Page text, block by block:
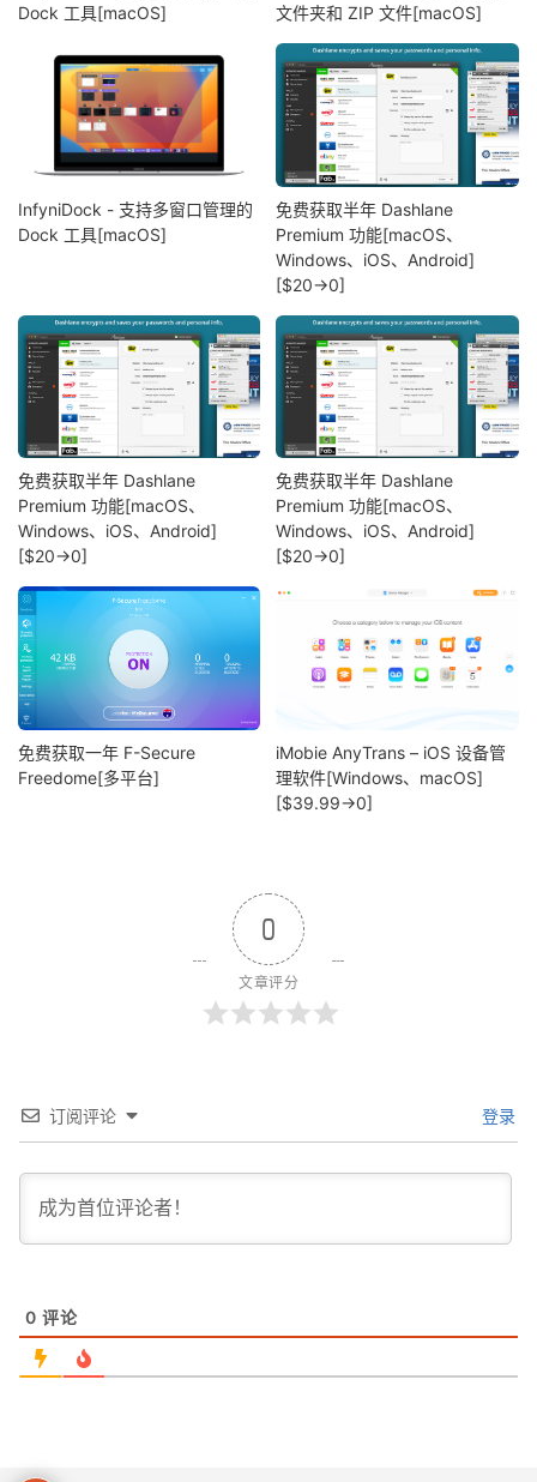
Dock 工具[macOS]
文件夹和 ZIP 文件[macOS]
InfyniDock - 支持多窗口管理的
Dock 工具[macOS]
免费获取半年 Dashlane
Premium 功能[macOS、
Windows、iOS、Android]
[$20→0]
免费获取半年 Dashlane
Premium 功能[macOS、
Windows、iOS、Android]
[$20→0]
免费获取半年 Dashlane
Premium 功能[macOS、
Windows、iOS、Android]
[$20→0]
免费获取一年 F-Secure
Freedome[多平台]
iMobie AnyTrans – iOS 设备管
理软件[Windows、macOS]
[$39.99→0]
0
文章评分
订阅评论 登录
0 评论